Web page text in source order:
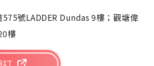
號LADDER Dundas 9樓；觀塘偉
樓